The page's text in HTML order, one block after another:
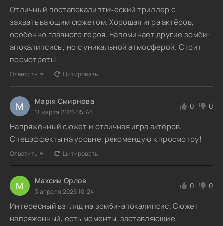
Отличный постапокалиптический триллер с
захватывающим сюжетом. Хорошая игра актёров,
особенно главного героя. Напоминает другие зомби-
апокалипсисы, но с уникальной атмосферой. Стоит
посмотреть!
Ответить Цитировать
М Марія Смирнова
11 марта 2026 05:48
0 0
Напряжённый сюжет и отличная игра актёров.
Спецэффекты на уровне, рекомендую к просмотру!
Ответить Цитировать
М Максим Орлов
3 апреля 2026 10:24
0 0
Интересный взгляд на зомби-апокалипсис. Сюжет
напряженный, есть моменты, заставляющие